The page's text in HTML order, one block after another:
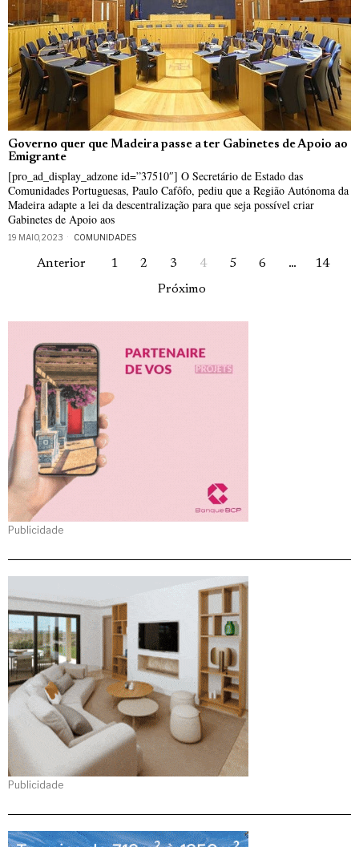
Governo quer que Madeira passe a ter Gabinetes de Apoio ao
Emigrante
[pro_ad_display_adzone id=”37510″] O Secretário de Estado das
Comunidades Portuguesas, Paulo Cafôfo, pediu que a Região Autónoma da
Madeira adapte a lei da descentralização para que seja possível criar
Gabinetes de Apoio aos
19 MAIO, 2023 COMUNIDADES
Anterior 1 2 3 4 5 6 …
14
Próximo
Publicidade
Publicidade